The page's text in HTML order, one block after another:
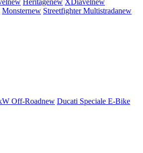
new Heritagenew XDiavelnew
Monsternew StreetfighterMultistradanew
Off-Roadnew Ducati Speciale E-Bike